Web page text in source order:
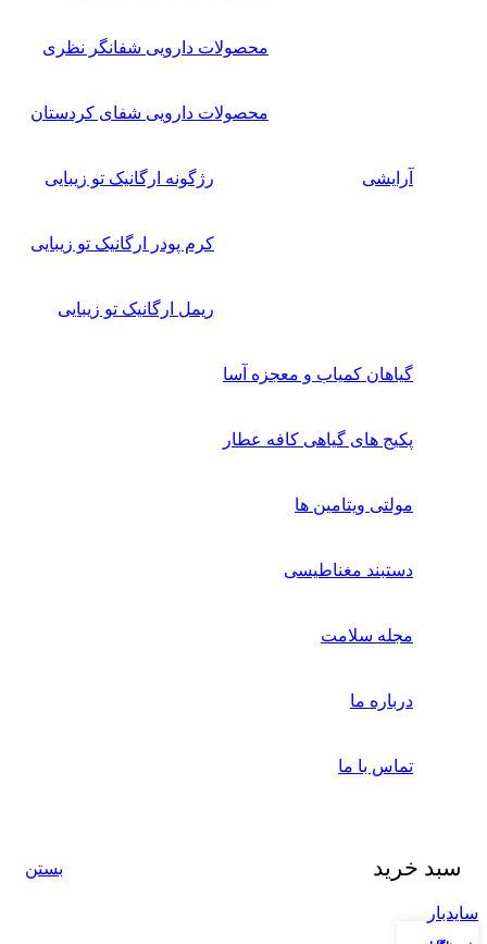
محصولات دارویی شفانگر نظری
محصولات دارویی شفای کردستان
آرایشی رژگونه ارگانیک تو زیبایی
کرم پودر ارگانیک تو زیبایی
ریمل ارگانیک تو زیبایی
گیاهان کمیاب و معجزه آسا
پکیج های گیاهی کافه عطار
مولتی ویتامین ها
دستبند مغناطیسی
مجله سلامت
درباره ما
تماس با ما
سبد خرید بستن
سایدبار